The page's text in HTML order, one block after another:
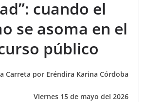
p
p
g
er
m tir
cuando el
se asoma en el
público
Carreta por Eréndira Karina Córdoba
Viernes 15 de mayo del 2026